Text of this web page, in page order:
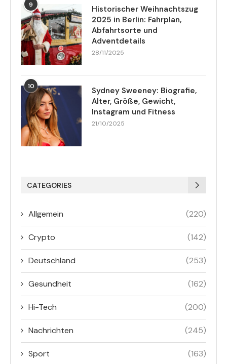
9
Historischer Weihnachtszug
2025 in Berlin: Fahrplan,
Abfahrtsorte und
Adventdetails
28/11/2025
10
Sydney Sweeney: Biografie,
Alter, Größe, Gewicht,
Instagram und Fitness
21/10/2025
CATEGORIES
Allgemein (220)
Crypto (142)
Deutschland (253)
Gesundheit (162)
Hi-Tech (200)
Nachrichten (245)
Sport (163)